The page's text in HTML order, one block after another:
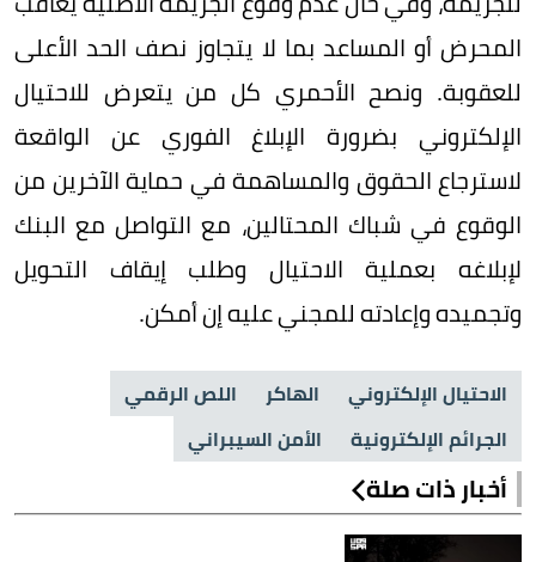
المحرض أو المساعد بما لا يتجاوز نصف الحد الأعلى
للعقوبة. ونصح الأحمري كل من يتعرض للاحتيال
الإلكتروني بضرورة الإبلاغ الفوري عن الواقعة
لاسترجاع الحقوق والمساهمة في حماية الآخرين من
الوقوع في شباك المحتالين، مع التواصل مع البنك
لإبلاغه بعملية الاحتيال وطلب إيقاف التحويل
وتجميده وإعادته للمجني عليه إن أمكن.
الاحتيال الإلكتروني الهاكر
اللص الرقمي
الجرائم الإلكترونية
الأمن السيبراني
أخبار ذات صلة